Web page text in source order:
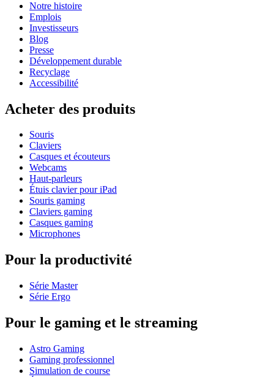
Notre histoire
Emplois
Investisseurs
Blog
Presse
Développement durable
Recyclage
Accessibilité
Acheter des produits
Souris
Claviers
Casques et écouteurs
Webcams
Haut-parleurs
Étuis clavier pour iPad
Souris gaming
Claviers gaming
Casques gaming
Microphones
Pour la productivité
Série Master
Série Ergo
Pour le gaming et le streaming
Astro Gaming
Gaming professionnel
Simulation de course